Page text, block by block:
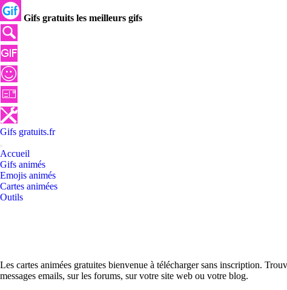
Gifs gratuits les meilleurs gifs
Gifs gratuits.fr
Accueil
Gifs animés
Emojis animés
Cartes animées
Outils
Les cartes animées gratuites bienvenue à télécharger sans inscription.
messages emails, sur les forums, sur votre site web ou votre blog.